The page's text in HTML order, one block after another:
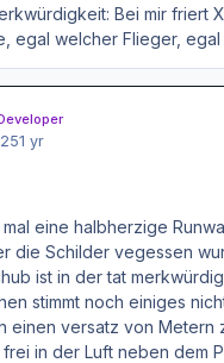
Bei mir friert
egal welcher Flieger, egal
1 yr
eine halbherzige
die Schilder vegessen
ist in der tat
stimmt noch einiges
einen versatz von Metern
in der Luft neben dem